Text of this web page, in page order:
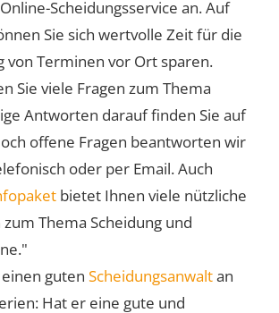
Scheidungsservice an. Auf
Sie sich wertvolle Zeit für die
von Terminen vor Ort sparen.
Sie viele Fragen zum Thema
Antworten darauf finden Sie auf
offene Fragen beantworten wir
oder per Email. Auch
bietet Ihnen viele nützliche
Thema Scheidung und
guten Scheidungsanwaltan
Hat er eine gute und